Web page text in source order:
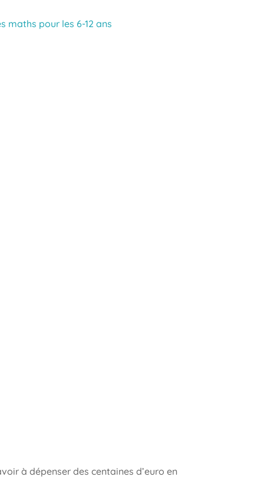
maths pour les 6-12 ans
à dépenser des centaines d’euro en